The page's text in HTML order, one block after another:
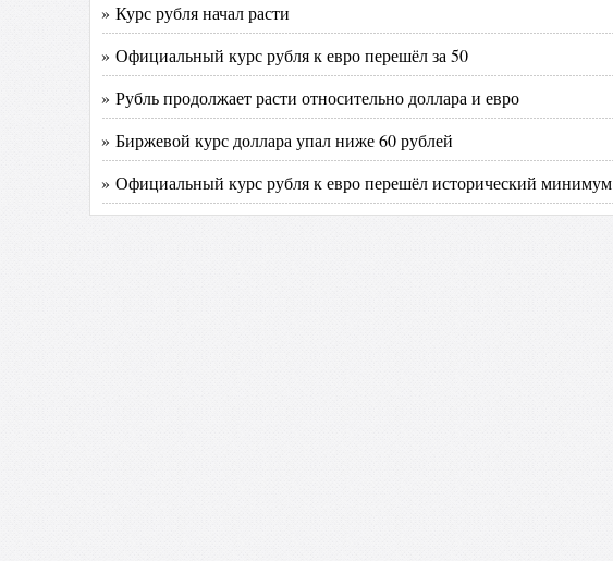
» Курс рубля начал расти
» Официальный курс рубля к евро перешёл за 50
» Рубль продолжает расти относительно доллара и евро
» Биржевой курс доллара упал ниже 60 рублей
» Официальный курс рубля к евро перешёл исторический минимум